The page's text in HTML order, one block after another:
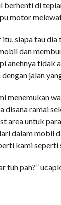
di
motor
siapa tau
dan
anehnya tidak
dengan jalan
menemukan
disana ramai
area untuk
dalam mobil
kami seperti
tuh pah?”